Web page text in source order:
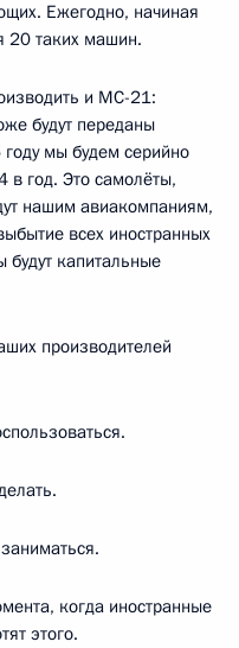
Ежегодно, начиная
20 таких машин.
и МС-21:
будут переданы
мы будем серийно
в год. Это самолёты,
нашим авиакомпаниям,
всех иностранных
будут капитальные
производителей
когда иностранные
этого.